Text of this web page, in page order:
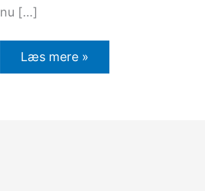
nu […]
Læs mere »